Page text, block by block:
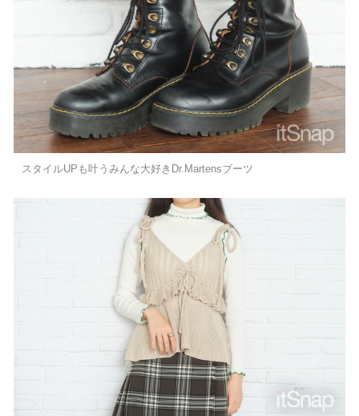
スタイルUPも叶うみんな大好きDr.Martensブーツ